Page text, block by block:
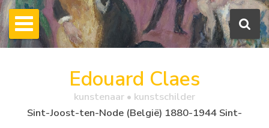
Edouard Claes
kunstenaar • kunstschilder
Sint-Joost-ten-Node (België) 1880-1944 Sint-